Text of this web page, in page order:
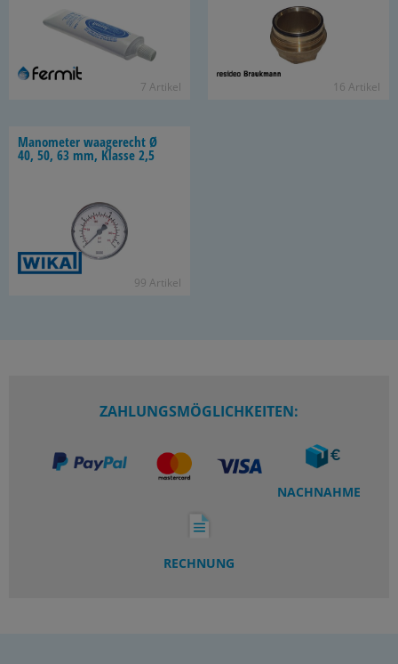
7 Ar­ti­kel 16 Ar­ti­kel
Ma­no­me­ter waa­ge­recht Ø
40, 50, 63 mm, Klas­se 2,5
99 Ar­ti­kel
ZAHLUNGSMÖGLICHKEITEN:
NACHNAHME
RECHNUNG